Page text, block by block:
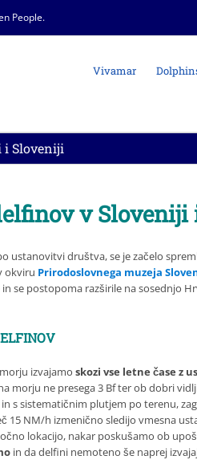
People.
Vivamar
Sloveniji
v
ustanovitvi društva, se je začelo
okviru Prirodoslovnega muzeja
in se postopoma razširile na sosednjo
izvajamo skozi vse letne čase z
morju ne presega 3 Bf ter ob dobri
s sistematičnim plutjem po terenu,
15 NM/h izmenično sledijo vmesna
lokacijo, nakar poskušamo ob
in da delfini nemoteno še naprej